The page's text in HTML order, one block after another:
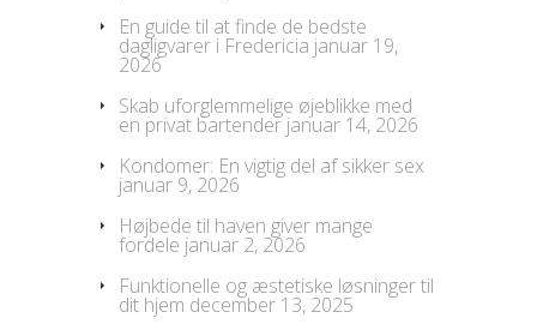
En guide til at finde de bedste
dagligvarer i Fredericia januar 19,
2026
Skab uforglemmelige øjeblikke med
en privat bartender januar 14, 2026
Kondomer: En vigtig del af sikker sex
januar 9, 2026
Højbede til haven giver mange
fordele januar 2, 2026
Funktionelle og æstetiske løsninger til
dit hjem december 13, 2025